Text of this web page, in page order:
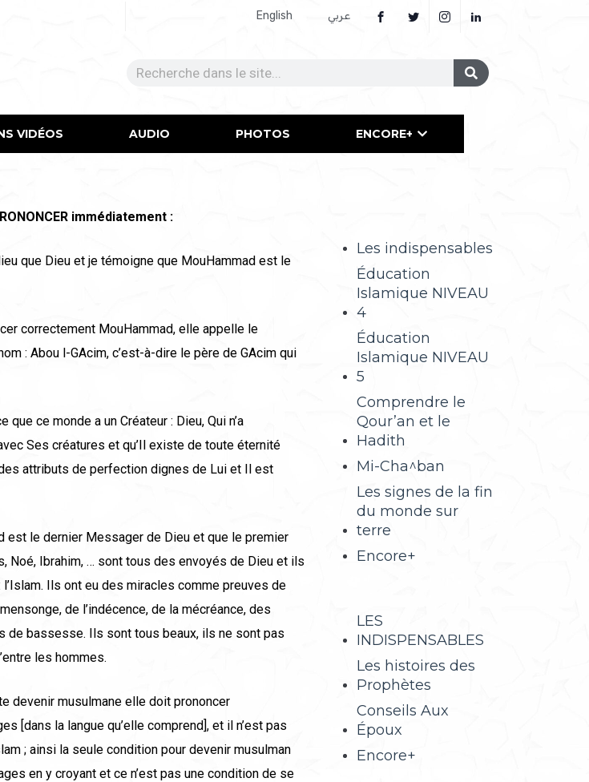
English عربي
VIDÉOS​ AUDIO PHOTOS ENCORE+
immédiatement :
que Dieu et je témoigne que MouHammad est le
correctement MouHammad, elle appelle le
: Abou l-GAcim, c’est-à-dire le père de GAcim qui
ce monde a un Créateur : Dieu, Qui n’a
Ses créatures et qu’Il existe de toute éternité
attributs de perfection dignes de Lui et Il est
est le dernier Messager de Dieu et que le premier
Noé, Ibrahim, … sont tous des envoyés de Dieu et ils
Ils ont eu des miracles comme preuves de
de l’indécence, de la mécréance, des
de bassesse. Ils sont tous beaux, ils ne sont pas
les hommes.
devenir musulmane elle doit prononcer
[dans la langue qu’elle comprend], et il n’est pas
; ainsi la seule condition pour devenir musulman
en y croyant et ce n’est pas une condition de se
Les indispensables
Éducation
Islamique NIVEAU
4
Éducation
Islamique NIVEAU
5
Comprendre le
Qour’an et le
Hadith
Mi-Cha^ban
Les signes de la fin
du monde sur
terre
Encore+
LES
INDISPENSABLES
Les histoires des
Prophètes
Conseils Aux
Époux
Encore+